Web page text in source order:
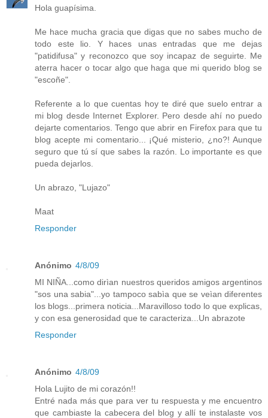
Hola guapísima.
Me hace mucha gracia que digas que no sabes mucho de
todo este lio. Y haces unas entradas que me dejas
"patidifusa" y reconozco que soy incapaz de seguirte. Me
aterra hacer o tocar algo que haga que mi querido blog se
"escoñe".
Referente a lo que cuentas hoy te diré que suelo entrar a
mi blog desde Internet Explorer. Pero desde ahí no puedo
dejarte comentarios. Tengo que abrir en Firefox para que tu
blog acepte mi comentario... ¡Qué misterio, ¿no?! Aunque
seguro que tú sí que sabes la razón. Lo importante es que
pueda dejarlos.
Un abrazo, "Lujazo"
Maat
Responder
Anónimo 4/8/09
MI NIÑA...como dirìan nuestros queridos amigos argentinos
"sos una sabia"...yo tampoco sabìa que se veìan diferentes
los blogs...primera noticia...Maravilloso todo lo que explicas,
y con esa generosidad que te caracteriza...Un abrazote
Responder
Anónimo 4/8/09
Hola Lujito de mi corazón!!
Entré nada más que para ver tu respuesta y me encuentro
que cambiaste la cabecera del blog y allí te instalaste vos